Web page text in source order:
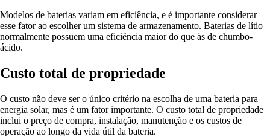
Modelos de baterias variam em eficiência, e é importante considerar
esse fator ao escolher um sistema de armazenamento. Baterias de lítio
normalmente possuem uma eficiência maior do que às de chumbo-
ácido.
Custo total de propriedade
O custo não deve ser o único critério na escolha de uma bateria para
energia solar, mas é um fator importante. O custo total de propriedade
inclui o preço de compra, instalação, manutenção e os custos de
operação ao longo da vida útil da bateria.